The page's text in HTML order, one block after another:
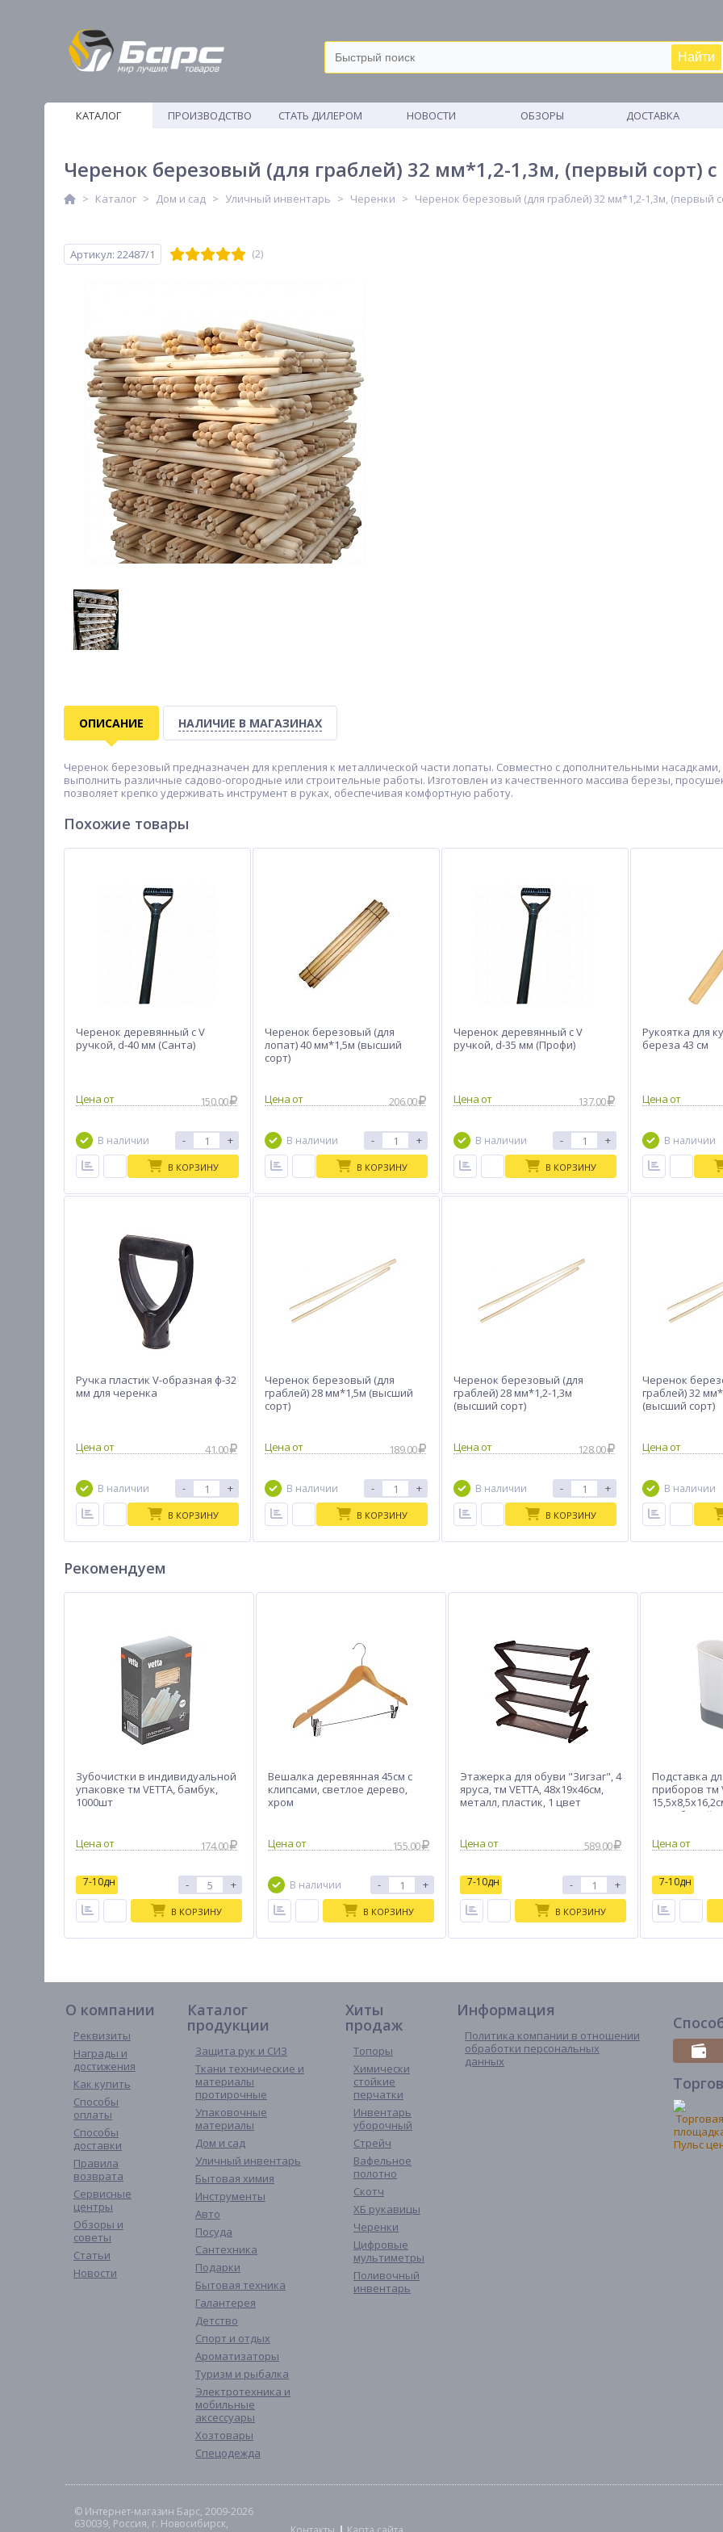
Найти
КАТАЛОГ
ПРОИЗВОДСТВО
СТАТЬ ДИЛЕРОМ НОВОСТИ ОБЗОРЫ ДОСТАВКА
Черенок березовый (для граблей) 32 мм*1,2-1,3м, (первый сорт) с
Каталог Дом и сад Уличный инвентарь Черенки Черенок березовый (для граблей) 32 мм*1,2-1,3м, (первый
Артикул: 22487/1 (2)
ОПИСАНИЕ НАЛИЧИЕ В МАГАЗИНАХ
Черенок березовый предназначен для крепления к металлической части лопаты. Совместно с дополнительными
выполнить различные садово-огородные или строительные работы. Изготовлен из качественного массива березы,
позволяет крепко удерживать инструмент в руках, обеспечивая комфортную работу.
Похожие товары
Черенок деревянный с V
ручкой, d-40 мм (Санта)
Цена от 150.00
В наличии - +
В КОРЗИНУ
Черенок березовый (для
лопат) 40 мм*1,5м (высший
сорт)
Цена от 206.00
В наличии - +
В КОРЗИНУ
Черенок деревянный с V
ручкой, d-35 мм (Профи)
Цена от 137.00
В наличии - +
В КОРЗИНУ
Рукоятка для
береза 43 см
Цена от
В наличии
Ручка пластик V-образная ф-32
мм для черенка
Цена от 41.00
В наличии - +
В КОРЗИНУ
Черенок березовый (для
граблей) 28 мм*1,5м (высший
сорт)
Цена от 189.00
В наличии - +
В КОРЗИНУ
Черенок березовый (для
граблей) 28 мм*1,2-1,3м
(высший сорт)
Цена от 128.00
В наличии - +
В КОРЗИНУ
Черенок
граблей) 32
(высший сорт)
Цена от
В наличии
Рекомендуем
Зубочистки в индивидуальной
упаковке тм VETTА, бамбук,
1000шт
174.00
7-10дн - +
В КОРЗИНУ
Вешалка деревянная 45см с
клипсами, светлое дерево,
хром
155.00
В наличии - +
В КОРЗИНУ
Этажерка для обуви "Зигзаг", 4
яруса, тм VETTA, 48x19x46см,
металл, пластик, 1 цвет
589.00
7-10дн - +
В КОРЗИНУ
Подставка
приборов тм
цвет белый
7-10дн
О компании
Реквизиты
Награды и
достижения
Как купить
Способы
оплаты
Способы
доставки
Правила
возврата
Сервисные
центры
Обзоры и
советы
Статьи
Новости
Каталог
продукции
Защита рук и СИЗ
Ткани технические и
материалы
протирочные
Упаковочные
материалы
Дом и сад
Уличный инвентарь
Бытовая химия
Инструменты
Авто
Посуда
Сантехника
Подарки
Бытовая техника
Галантерея
Детство
Спорт и отдых
Ароматизаторы
Туризм и рыбалка
Электротехника и
мобильные
аксессуары
Хозтовары
Спецодежда
Хиты
продаж
Топоры
Химически
стойкие
перчатки
Инвентарь
уборочный
Стрейч
Вафельное
полотно
Скотч
ХБ рукавицы
Черенки
Цифровые
мультиметры
Поливочный
инвентарь
Информация
Политика компании в отношении
обработки персональных
данных
© Интернет-магазин Барс, 2009-2026
630039, Россия, г. Новосибирск,